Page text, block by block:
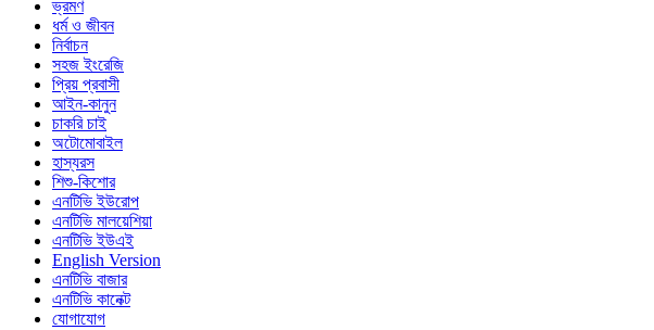
ভ্রমণ
ধর্ম ও জীবন
নির্বাচন
সহজ ইংরেজি
প্রিয় প্রবাসী
আইন-কানুন
চাকরি চাই
অটোমোবাইল
হাস্যরস
শিশু-কিশোর
এনটিভি ইউরোপ
এনটিভি মালয়েশিয়া
এনটিভি ইউএই
English Version
এনটিভি বাজার
এনটিভি কানেক্ট
যোগাযোগ